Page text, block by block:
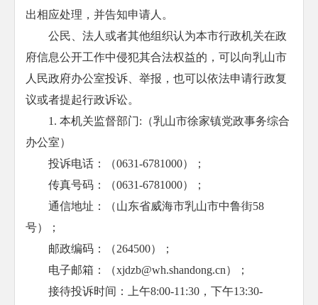
出相应处理，并告知申请人。
公民、法人或者其他组织认为本市行政机关在政
府信息公开工作中侵犯其合法权益的，可以向乳山市
人民政府办公室投诉、举报，也可以依法申请行政复
议或者提起行政诉讼。
1. 本机关监督部门:（乳山市徐家镇党政事务综合
办公室）
投诉电话：（0631-6781000）；
传真号码：（0631-6781000）；
通信地址：（山东省威海市乳山市中鲁街58
号）；
邮政编码：（264500）；
电子邮箱：（xjdzb@wh.shandong.cn）；
接待投诉时间：上午8:00-11:30，下午13:30-